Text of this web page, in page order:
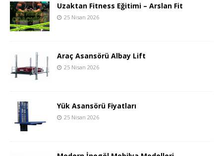
Uzaktan Fitness Eğitimi – Arslan Fit
25 Nisan 2026
Araç Asansörü Albay Lift
25 Nisan 2026
Yük Asansörü Fiyatları
25 Nisan 2026